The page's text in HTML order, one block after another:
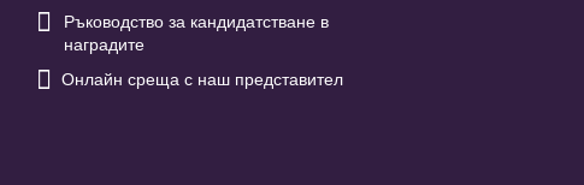

Ръководство за кандидатстване в
наградите
 Онлайн среща с наш представител